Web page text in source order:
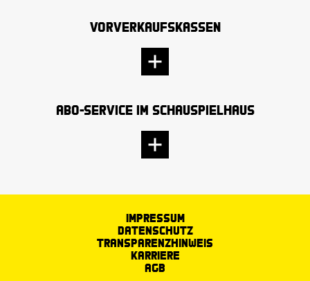
Vorverkaufskassen
Abo-Service im Schauspielhaus
Impressum
Datenschutz
Transparenzhinweis
Karriere
AGB